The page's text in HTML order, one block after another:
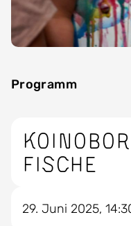
Programm
29. Juni 2025,
Fische